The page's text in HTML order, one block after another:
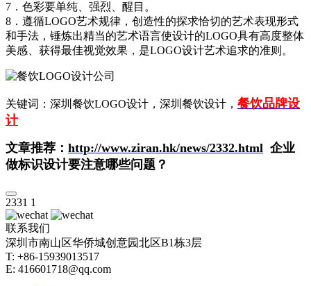
7．色彩要单纯、强烈、醒目。
8．遵循LOGO艺术规律，创造性的探求恰切的艺术表现形式
和手法，锤炼出精当的艺术语言使设计的LOGO具有高度整体
美感、获得最佳视觉效果，是LOGO设计艺术追求的准则。
关键词：深圳餐饮LOGO设计，深圳餐饮设计， 餐饮品牌设
计
文章推荐： http://www.ziran.hk/news/2332.html 企业
做标识设计要注意哪些问题？
2331 1
联系我们
深圳市南山区华侨城创意园北区B1栋3层
T: +86-15939013517
E: 416601718@qq.com